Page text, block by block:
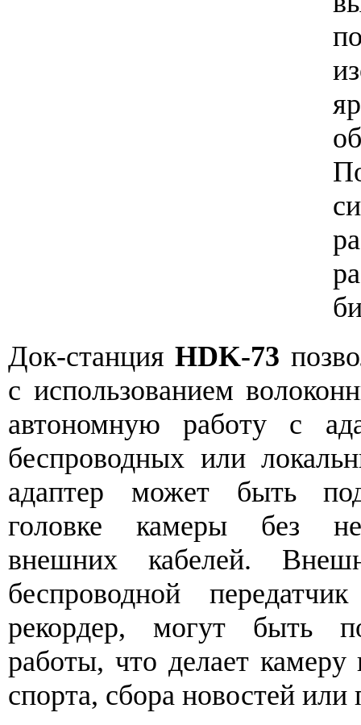
Док-станцияHDK-73
с использованием
автономную работу с
беспроводных или
адаптер может быть
головке камеры без
внешних кабелей.
беспроводной
рекордер, могут быть
работы, что делает
спорта, сбора новостей или